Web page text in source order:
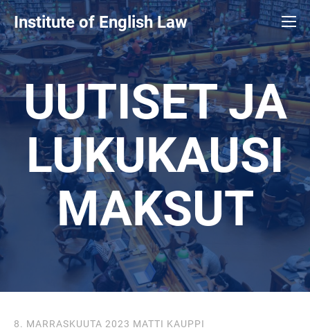
Institute of English Law
UUTISET JA
LUKUKAUSI
MAKSUT
8. MARRASKUUTA 2023 MATTI KAUPPI